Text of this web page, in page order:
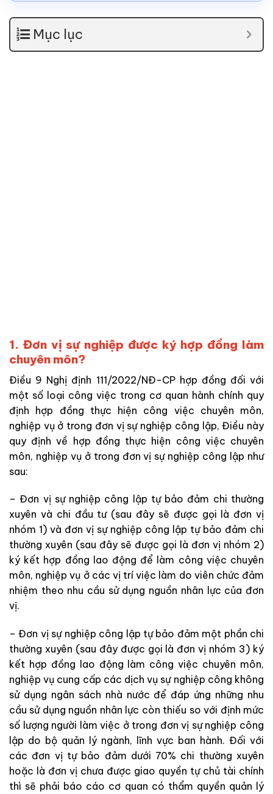
Mục lục
1. Đơn vị sự nghiệp được ký hợp đồng làm
chuyên môn?
Điều 9 Nghị định 111/2022/NĐ-CP hợp đồng đối với
một số loại công việc trong cơ quan hành chính quy
định hợp đồng thực hiện công việc chuyên môn,
nghiệp vụ ở trong đơn vị sự nghiệp công lập, Điều này
quy định về hợp đồng thực hiện công việc chuyên
môn, nghiệp vụ ở trong đơn vị sự nghiệp công lập như
sau:
– Đơn vị sự nghiệp công lập tự bảo đảm chi thường
xuyên và chi đầu tư (sau đây sẽ được gọi là đơn vị
nhóm 1) và đơn vị sự nghiệp công lập tự bảo đảm chi
thường xuyên (sau đây sẽ được gọi là đơn vị nhóm 2)
ký kết hợp đồng lao động để làm công việc chuyên
môn, nghiệp vụ ở các vị trí việc làm do viên chức đảm
nhiệm theo nhu cầu sử dụng nguồn nhân lực của đơn
vị.
– Đơn vị sự nghiệp công lập tự bảo đảm một phần chi
thường xuyên (sau đây được gọi là đơn vị nhóm 3) ký
kết hợp đồng lao động làm công việc chuyên môn,
nghiệp vụ cung cấp các dịch vụ sự nghiệp công không
sử dụng ngân sách nhà nước để đáp ứng những nhu
cầu sử dụng nguồn nhân lực còn thiếu so với định mức
số lượng người làm việc ởtrong đơn vị sự nghiệp công
lập do bộ quản lý ngành, lĩnh vực ban hành. Đối với
các đơn vị tự bảo đảm dưới 70% chi thường xuyên
hoặc là đơn vị chưa được giao quyền tự chủ tài chính
thì sẽ phải báo cáo cơ quan có thẩm quyền quản lý